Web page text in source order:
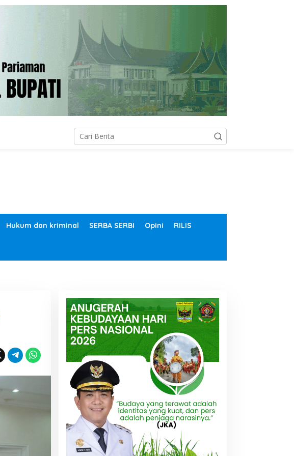
Hukum dan kriminal SERBA SERBI Opini RILIS